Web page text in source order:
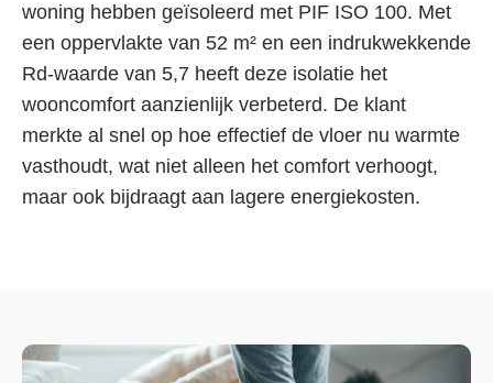
woning hebben geïsoleerd met PIF ISO 100. Met
een oppervlakte van 52 m² en een indrukwekkende
Rd-waarde van 5,7 heeft deze isolatie het
wooncomfort aanzienlijk verbeterd. De klant
merkte al snel op hoe effectief de vloer nu warmte
vasthoudt, wat niet alleen het comfort verhoogt,
maar ook bijdraagt aan lagere energiekosten.